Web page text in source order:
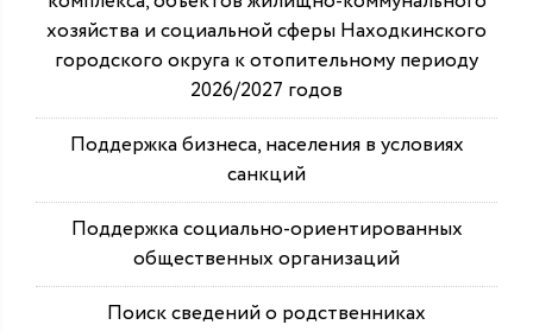
хозяйства и социальной сферы Находкинского
городского округа к отопительному периоду
2026/2027 годов
Поддержка бизнеса, населения в условиях
санкций
Поддержка социально-ориентированных
общественных организаций
Поиск сведений о родственниках